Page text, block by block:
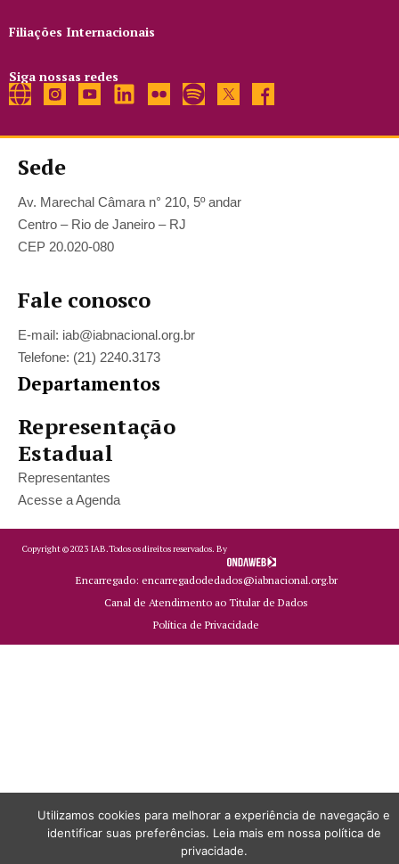
Filiações Internacionais
Siga nossas redes
Sede
Av. Marechal Câmara n° 210, 5º andar
Centro – Rio de Janeiro – RJ
CEP 20.020-080
Fale conosco
E-mail: iab@iabnacional.org.br
Telefone: (21) 2240.3173
Departamentos
Representação
Estadual
Representantes
Acesse a Agenda
Copyright ©2023 IAB.Todos os direitos reservados. By
Encarregado: encarregadodedados@iabnacional.org.br
Canal de Atendimento ao Titular de Dados
Política de Privacidade
Utilizamos cookies para melhorar a experiência de navegação e
identificar suas preferências. Leia mais em nossa política de
privacidade.